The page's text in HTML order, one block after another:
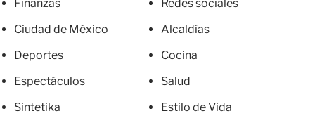
Finanzas
Ciudad de México
Deportes
Espectáculos
Sintetika
Redes sociales
Alcaldías
Cocina
Salud
Estilo de Vida